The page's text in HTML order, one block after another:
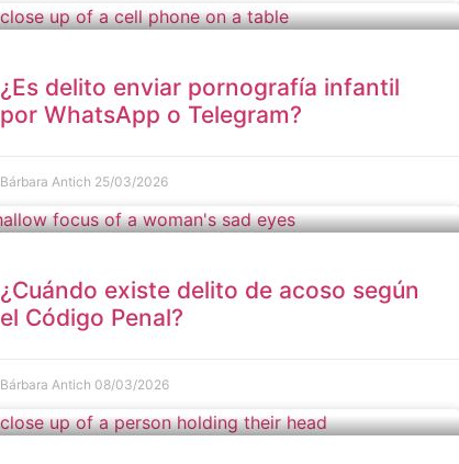
¿Es delito enviar pornografía infantil
por WhatsApp o Telegram?
Bárbara Antich 25/03/2026
¿Cuándo existe delito de acoso según
el Código Penal?
Bárbara Antich 08/03/2026